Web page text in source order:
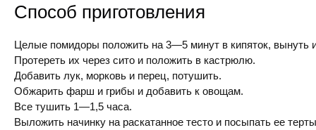
Способ приготовления
Целые помидоры положить на 3—5 минут в кипяток, вынуть
Протереть их через сито и положить в кастрюлю.
Добавить лук, морковь и перец, потушить.
Обжарить фарш и грибы и добавить к овощам.
Все тушить 1—1,5 часа.
Выложить начинку на раскатанное тесто и посыпать ее